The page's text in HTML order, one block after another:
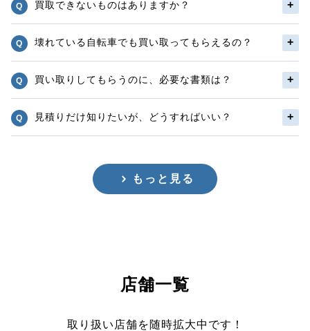
買取できないものはありますか？
壊れている自転車でも買い取ってもらえるの？
買い取りしてもらうのに、必要な書類は？
見積りだけ知りたいが、どうすればいい？
もっと見る
店舗一覧
取り扱い店舗を随時拡大中です！